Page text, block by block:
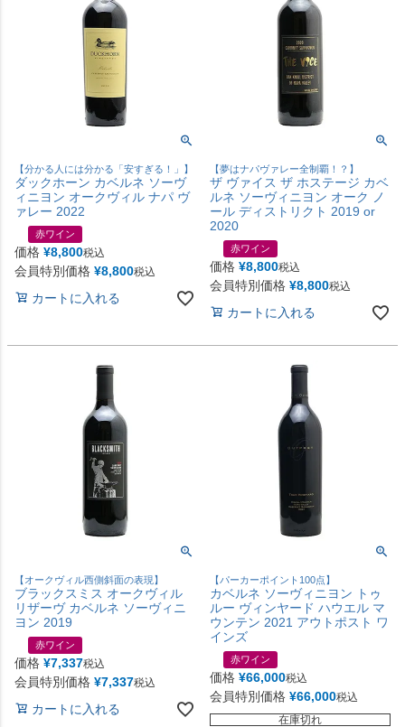
【分かる人には分かる「安すぎる！」】
ダックホーン カベルネ ソーヴ
ィニヨン オークヴィル ナパ ヴ
ァレー 2022
赤ワイン
価格 ¥8,800税込
会員特別価格 ¥8,800税込
カートに入れる
【夢はナパヴァレー全制覇！？】
ザ ヴァイス ザ ホステージ カベ
ルネ ソーヴィニヨン オーク ノ
ール ディストリクト 2019 or
2020
赤ワイン
価格 ¥8,800税込
会員特別価格 ¥8,800税込
カートに入れる
【オークヴィル西側斜面の表現】
ブラックスミス オークヴィル
リザーヴ カベルネ ソーヴィニ
ヨン 2019
赤ワイン
価格 ¥7,337税込
会員特別価格 ¥7,337税込
カートに入れる
【パーカーポイント100点】
カベルネ ソーヴィニヨン トゥ
ルー ヴィンヤード ハウエル マ
ウンテン 2021 アウトポスト ワ
インズ
赤ワイン
価格 ¥66,000税込
会員特別価格 ¥66,000税込
在庫切れ